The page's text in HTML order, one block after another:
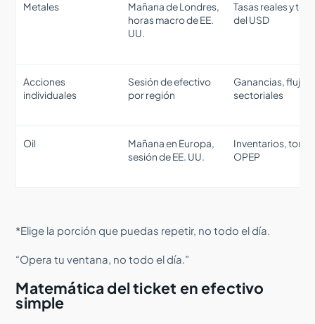
Metales
Mañana de Londres,
horas macro de EE.
UU.
Tasas reales y
del USD
Acciones
individuales
Sesión de efectivo
por región
Ganancias, flujos
sectoriales
Oil
Mañana en Europa,
sesión de EE. UU.
Inventarios, tono
OPEP
*Elige la porción que puedas repetir, no todo el día.
“Opera tu ventana, no todo el día.”
Matemática del ticket en efectivo
simple